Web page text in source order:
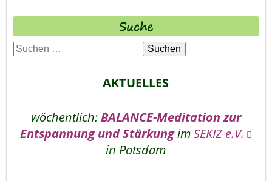
Suche
Suchen
nach:
AKTUELLES
wöchentlich:BALANCE-Meditation zur
Entspannung und StärkungimSEKIZ e.V.
in Potsdam